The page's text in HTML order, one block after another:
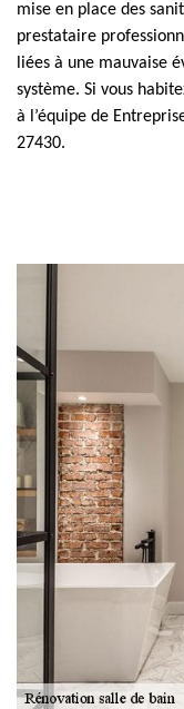
mise en place des
prestataire
liées à une mauvaise
système. Si vous
à l’équipe de
27430.